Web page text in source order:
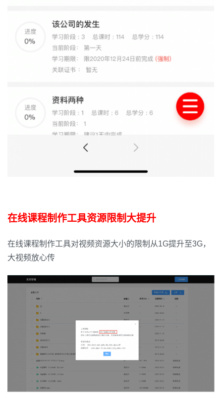
在线课程制作工具资源限制大提升
在线课程制作工具对视频资源大小的限制从1G提升至3G，
大视频放心传